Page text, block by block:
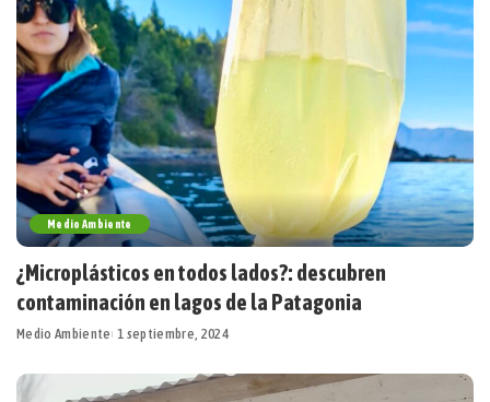
Medio Ambiente
¿Microplásticos en todos lados?: descubren
contaminación en lagos de la Patagonia
Medio Ambiente 1 septiembre, 2024